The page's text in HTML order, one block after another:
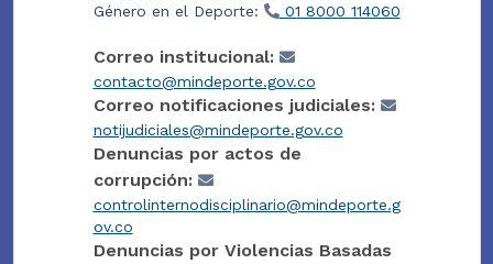
Género en el Deporte:
01 8000 114060
Correo institucional:
contacto@mindeporte.gov.co
Correo notificaciones judiciales:
notijudiciales@mindeporte.gov.co
Denuncias por actos de
corrupción:
controlinternodisciplinario@mindeporte.g
ov.co
Denuncias por Violencias Basadas